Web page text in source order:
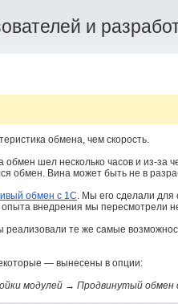
и
обмена, чем скорость.
обмен шел несколько часов и из-за
обмен. Вина может быть не в
обмен с 1С. Мы его сделали для
опыта внедрения мы пересмотрели
те же самые
— вынесены в опции:
модулей → Продвинутый обмен